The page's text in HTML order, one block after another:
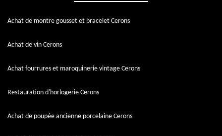
Achat de montre gousset et bracelet Cerons
Achat de vin Cerons
Achat fourrures et maroquinerie vintage Cerons
Restauration d'horlogerie Cerons
Achat de poupée ancienne porcelaine Cerons